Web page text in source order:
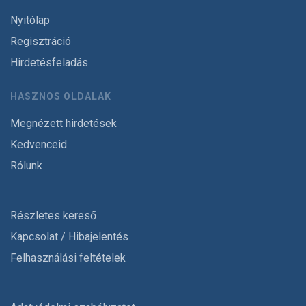
Nyitólap
Regisztráció
Hirdetésfeladás
HASZNOS OLDALAK
Megnézett hirdetések
Kedvenceid
Rólunk
Részletes kereső
Kapcsolat / Hibajelentés
Felhasználási feltételek